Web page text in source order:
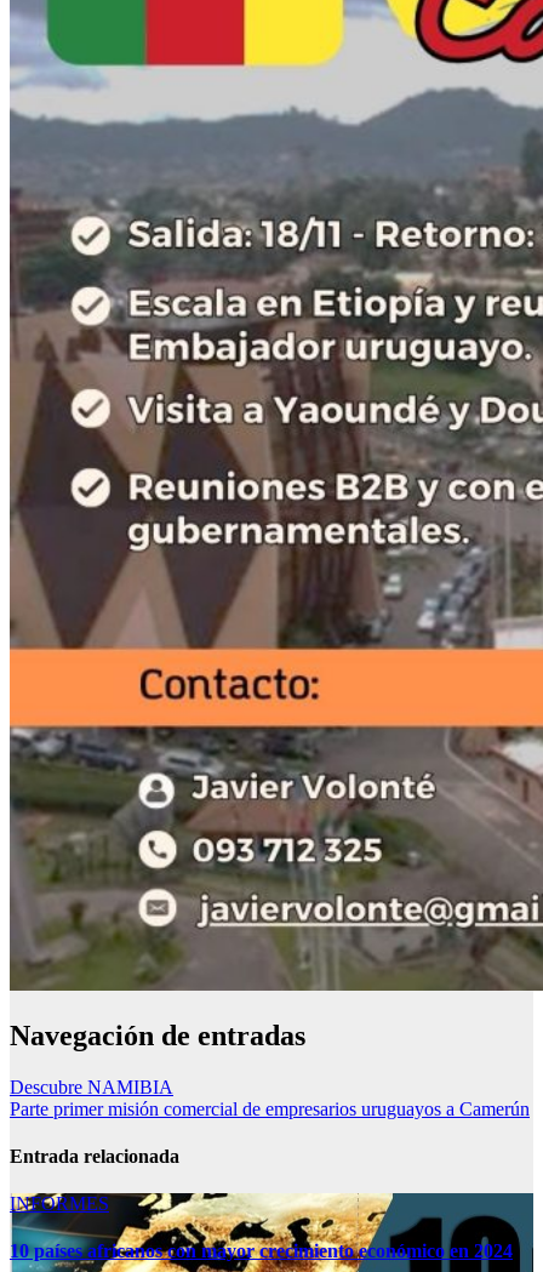
Navegación de entradas
Descubre NAMIBIA
Parte primer misión comercial de empresarios uruguayos a Camerún
Entrada relacionada
INFORMES
10 países africanos con mayor crecimiento económico en 2024